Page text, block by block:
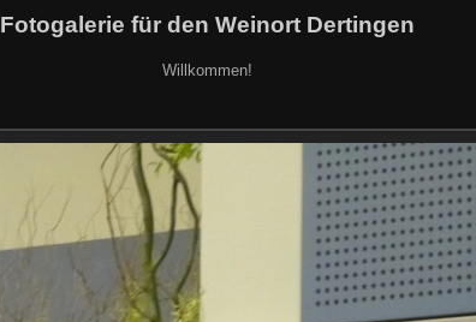
Fotogalerie für den Weinort Dertingen
Willkommen!